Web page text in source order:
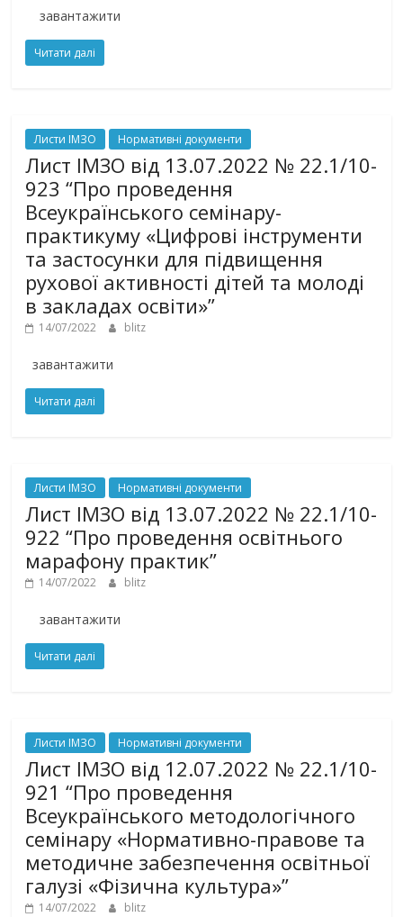
завантажити
Читати далі
Листи ІМЗО Нормативні документи
Лист ІМЗО від 13.07.2022 № 22.1/10-
923 “Про проведення
Всеукраїнського семінару-
практикуму «Цифрові інструменти
та застосунки для підвищення
рухової активності дітей та молоді
в закладах освіти»”
14/07/2022 blitz
завантажити
Читати далі
Листи ІМЗО Нормативні документи
Лист ІМЗО від 13.07.2022 № 22.1/10-
922 “Про проведення освітнього
марафону практик”
14/07/2022 blitz
завантажити
Читати далі
Листи ІМЗО Нормативні документи
Лист ІМЗО від 12.07.2022 № 22.1/10-
921 “Про проведення
Всеукраїнського методологічного
семінару «Нормативно-правове та
методичне забезпечення освітньої
галузі «Фізична культура»”
14/07/2022 blitz